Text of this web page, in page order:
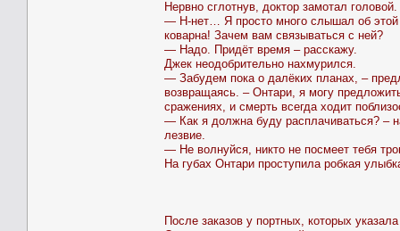
Нервно сглотнув, доктор замотал головой.
— Н-нет… Я просто много слышал об
коварна! Зачем вам связываться с ней?
— Надо. Придёт время – расскажу.
Джек неодобрительно нахмурился.
— Забудем пока о далёких планах, –
возвращаясь. – Онтари, я могу
сражениях, и смерть всегда ходит
— Как я должна буду расплачиваться? –
лезвие.
— Не волнуйся, никто не посмеет тебя
На губах Онтари проступила робкая
После заказов у портных, которых